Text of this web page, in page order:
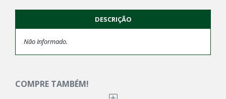
DESCRIÇÃO
Não Informado.
COMPRE TAMBÉM!